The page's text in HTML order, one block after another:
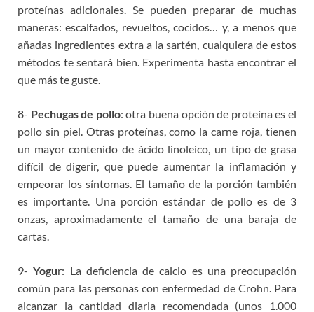
proteínas adicionales. Se pueden preparar de muchas
maneras: escalfados, revueltos, cocidos… y, a menos que
añadas ingredientes extra a la sartén, cualquiera de estos
métodos te sentará bien. Experimenta hasta encontrar el
que más te guste.
8- Pechugas de pollo: otra buena opción de proteína es el
pollo sin piel. Otras proteínas, como la carne roja, tienen
un mayor contenido de ácido linoleico, un tipo de grasa
difícil de digerir, que puede aumentar la inflamación y
empeorar los síntomas. El tamaño de la porción también
es importante. Una porción estándar de pollo es de 3
onzas, aproximadamente el tamaño de una baraja de
cartas.
9-Yogur: La deficiencia de calcio es una preocupación
común para las personas con enfermedad de Crohn. Para
alcanzar la cantidad diaria recomendada (unos 1.000